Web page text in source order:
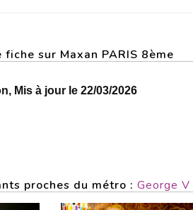
sur Maxan PARIS 8ème
Mis à jour le 22/03/2026
proches du métro : George V